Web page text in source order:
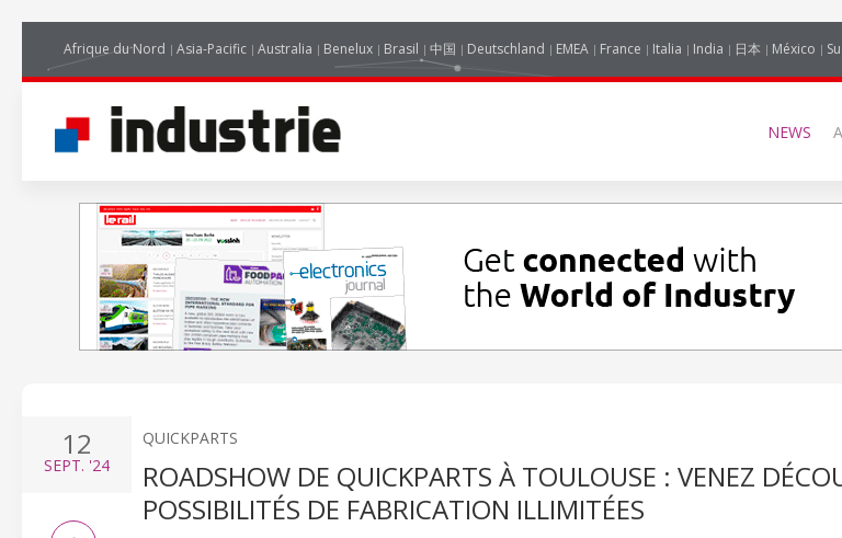
Afrique du Nord Asia-Pacific Australia Benelux Brasil 中国 Deutschland EMEA France Italia India 日本 México
NEWS
12
SEPT. '24
QUICKPARTS
ROADSHOW DE QUICKPARTS À TOULOUSE : VENEZ
POSSIBILITÉS DE FABRICATION ILLIMITÉES